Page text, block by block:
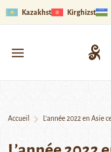
Kazakhstan Kirghizstan
Accueil L’année 2022 en Asie